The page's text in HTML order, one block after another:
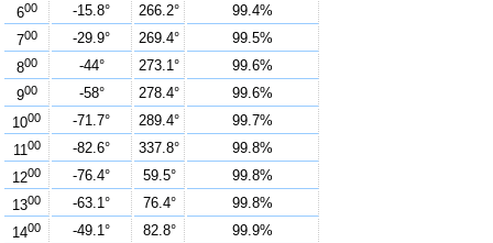
600 -15.8° 266.2°
99.4%
700 -29.9° 269.4°
99.5%
800 -44° 273.1°
99.6%
900 -58° 278.4°
99.6%
1000 -71.7° 289.4°
99.7%
1100 -82.6° 337.8°
99.8%
1200 -76.4° 59.5°
99.8%
1300 -63.1° 76.4°
99.8%
1400 -49.1° 82.8°
99.9%